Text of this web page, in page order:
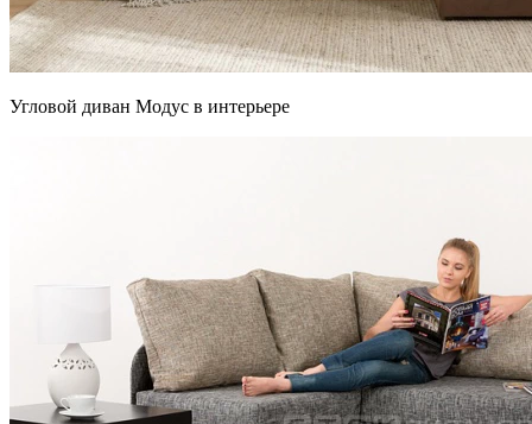
Угловой диван Модус в интерьере